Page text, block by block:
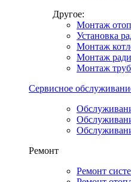
Другое:
Монтаж
Установка
Монтаж
Монтаж
Монтаж
Сервисное
Ремонт
Ремонт